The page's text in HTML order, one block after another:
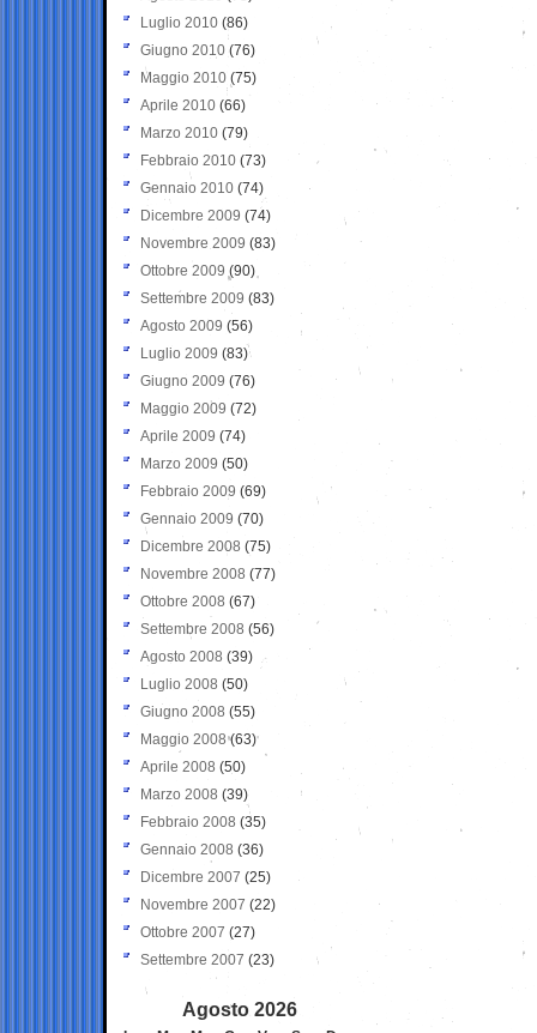
Luglio 2010 (86)
Giugno 2010 (76)
Maggio 2010 (75)
Aprile 2010 (66)
Marzo 2010 (79)
Febbraio 2010 (73)
Gennaio 2010 (74)
Dicembre 2009 (74)
Novembre 2009 (83)
Ottobre 2009 (90)
Settembre 2009 (83)
Agosto 2009 (56)
Luglio 2009 (83)
Giugno 2009 (76)
Maggio 2009 (72)
Aprile 2009 (74)
Marzo 2009 (50)
Febbraio 2009 (69)
Gennaio 2009 (70)
Dicembre 2008 (75)
Novembre 2008 (77)
Ottobre 2008 (67)
Settembre 2008 (56)
Agosto 2008 (39)
Luglio 2008 (50)
Giugno 2008 (55)
Maggio 2008(63)
Aprile 2008 (50)
Marzo 2008 (39)
Febbraio 2008 (35)
Gennaio 2008 (36)
Dicembre 2007 (25)
Novembre 2007 (22)
Ottobre 2007 (27)
Settembre 2007 (23)
Agosto 2026